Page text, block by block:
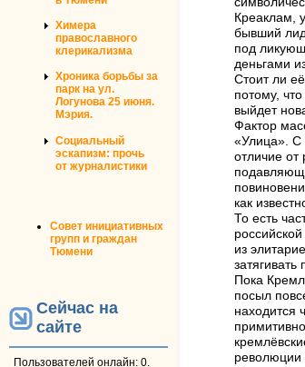
Химера
православного
клерикализма
Хроника борьбы за
парк на ул.
Логунова 25 июня.
Мэрия.
Социальный
эскапизм: прочь
от журналистики
Совет инициативных
групп и граждан
Тюмени
Сейчас на
сайте
Пользователей онлайн: 0.
Креаклам,
бывший
под
деньгами
Стоит ли
потому,
выйдет
Фактор
«Улица». С
отличие
как
То есть
из
Пока
посыл
находится
революции